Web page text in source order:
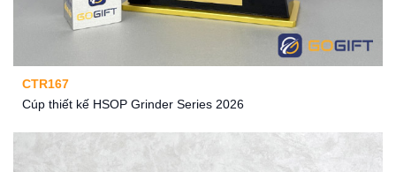
CTR167
Cúp thiết kế HSOP Grinder Series 2026